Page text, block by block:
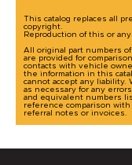
This catalog replaces all
copyright.
Reproduction of this or
All original part numbers
are provided for
contacts with vehicle
the information in this
cannot accept any
as necessary for any
and equivalent numbers
reference comparison
referral notes or invoices.